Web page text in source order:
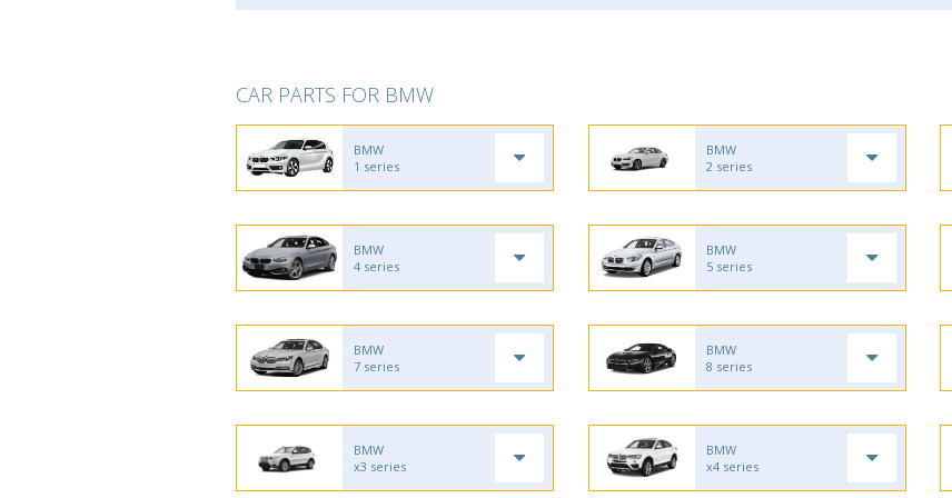
CAR PARTS FOR BMW
BMW
1 series
BMW
2 series
BMW
4 series
BMW
5 series
BMW
7 series
BMW
8 series
BMW
x3 series
BMW
x4 series